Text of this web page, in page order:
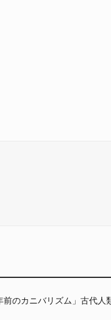
前のカニバリズム」古代